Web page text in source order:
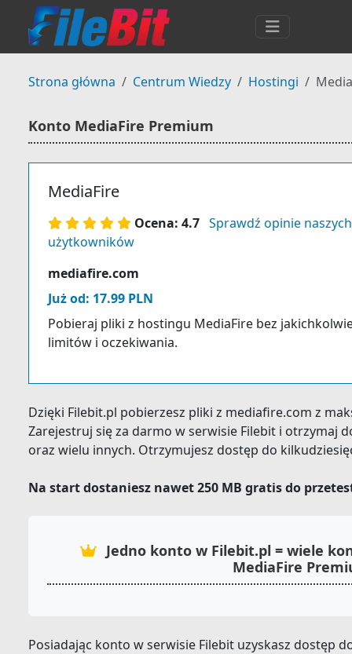
Strona główna Centrum Wiedzy Hostingi
Konto MediaFire Premium
MediaFire
Ocena: 4.7 Sprawdź opinie naszych
użytkowników
mediafire.com
Już od: 17.99 PLN
Pobieraj pliki z hostingu MediaFire bez
limitów i oczekiwania.
Dzięki Filebit.pl pobierzesz pliki z mediafire.com z
Zarejestruj się za darmo w serwisie Filebit i otrzymaj
oraz wielu innych. Otrzymujesz dostęp do
Na start dostaniesz nawet 250 MB gratis do
Jedno konto w Filebit.pl = wiele
MediaFire
Posiadając konto w serwisie Filebit uzyskasz dostęp